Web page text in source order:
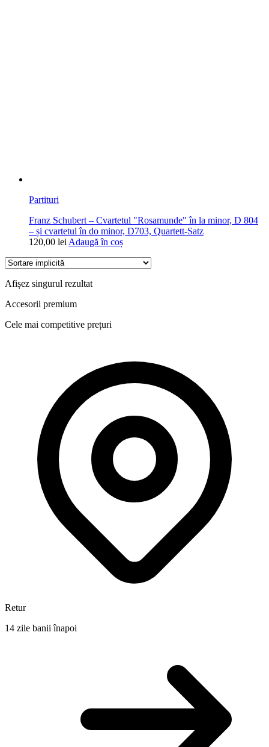
Partituri
Franz Schubert – Cvartetul "Rosamunde" în la minor, D 804
– și cvartetul în do minor, D703, Quartett-Satz
120,00 lei Adaugă în coș
Afișez singurul rezultat
Accesorii premium
Cele mai competitive prețuri
Retur
14 zile banii înapoi